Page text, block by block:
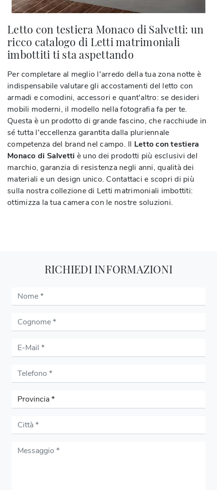
Letto con testiera Monaco di Salvetti: un
ricco catalogo di Letti matrimoniali
imbottiti ti sta aspettando
Per completare al meglio l'arredo della tua zona notte è
indispensabile valutare gli accostamenti del letto con
armadi e comodini, accessori e quant'altro: se desideri
mobili moderni, il modello nella fotografia fa per te.
Questa è un prodotto di grande fascino, che racchiude in
sé tutta l'eccellenza garantita dalla pluriennale
competenza del brand nel campo. Il Letto con testiera
Monaco di Salvetti è uno dei prodotti più esclusivi del
marchio, garanzia di resistenza negli anni, qualità dei
materiali e un design unico. Contattaci e scopri di più
sulla nostra collezione di Letti matrimoniali imbottiti:
ottimizza la tua camera con le nostre soluzioni.
RICHIEDI INFORMAZIONI